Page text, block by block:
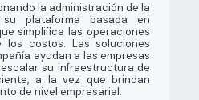
la administración de la
plataforma basada en
simplifica las operaciones
costos. Las soluciones
ayudan a las empresas
su infraestructura de
a la vez que brindan
de nivel empresarial.